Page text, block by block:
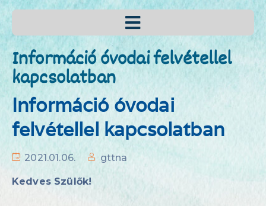
Információ óvodai felvétellel
kapcsolatban
Információ óvodai
felvétellel kapcsolatban
2021.01.06. gttna
Kedves Szülők!